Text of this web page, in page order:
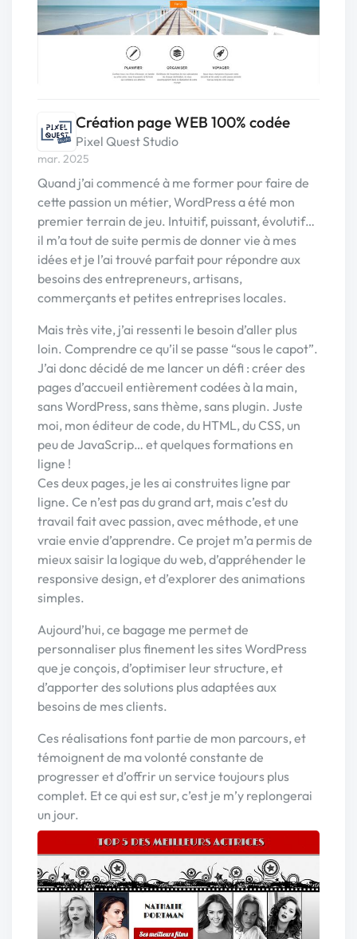
Création page WEB 100% codée
Pixel Quest Studio
mar. 2025
Quand j’ai commencé à me former pour faire de
cette passion un métier, WordPress a été mon
premier terrain de jeu. Intuitif, puissant, évolutif…
il m’a tout de suite permis de donner vie à mes
idées et je l’ai trouvé parfait pour répondre aux
besoins des entrepreneurs, artisans,
commerçants et petites entreprises locales.
Mais très vite, j’ai ressenti le besoin d’aller plus
loin. Comprendre ce qu’il se passe “sous le capot”.
J’ai donc décidé de me lancer un défi : créer des
pages d’accueil entièrement codées à la main,
sans WordPress, sans thème, sans plugin. Juste
moi, mon éditeur de code, du HTML, du CSS, un
peu de JavaScrip… et quelques formations en
ligne !
Ces deux pages, je les ai construites ligne par
ligne. Ce n’est pas du grand art, mais c’est du
travail fait avec passion, avec méthode, et une
vraie envie d’apprendre. Ce projet m’a permis de
mieux saisir la logique du web, d’appréhender le
responsive design, et d’explorer des animations
simples.
Aujourd’hui, ce bagage me permet de
personnaliser plus finement les sites WordPress
que je conçois, d’optimiser leur structure, et
d’apporter des solutions plus adaptées aux
besoins de mes clients.
Ces réalisations font partie de mon parcours, et
témoignent de ma volonté constante de
progresser et d’offrir un service toujours plus
complet. Et ce qui est sur, c’est je m’y replongerai
un jour.